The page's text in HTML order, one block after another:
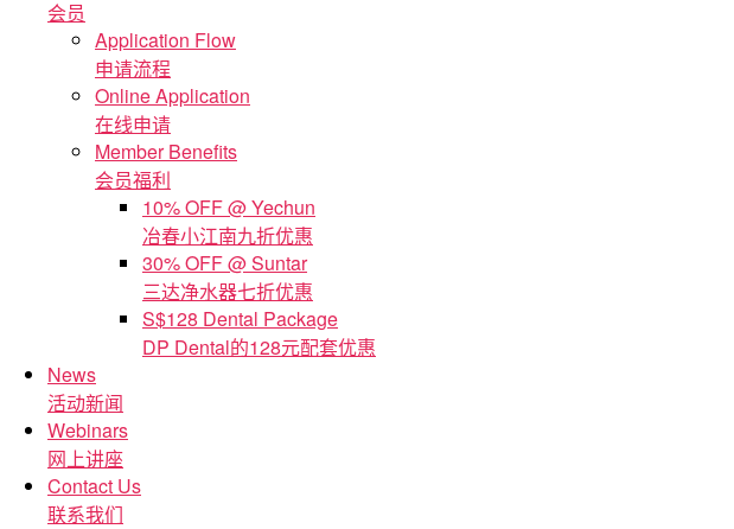
会员
Application Flow
申请流程
Online Application
在线申请
Member Benefits
会员福利
10% OFF @ Yechun
冶春小江南九折优惠
30% OFF @ Suntar
三达净水器七折优惠
S$128 Dental Package
DP Dental的128元配套优惠
News
活动新闻
Webinars
网上讲座
Contact Us
联系我们